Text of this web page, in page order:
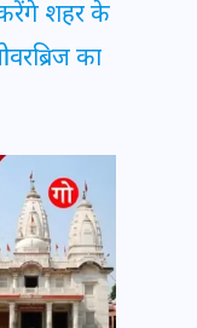
शहर के
का